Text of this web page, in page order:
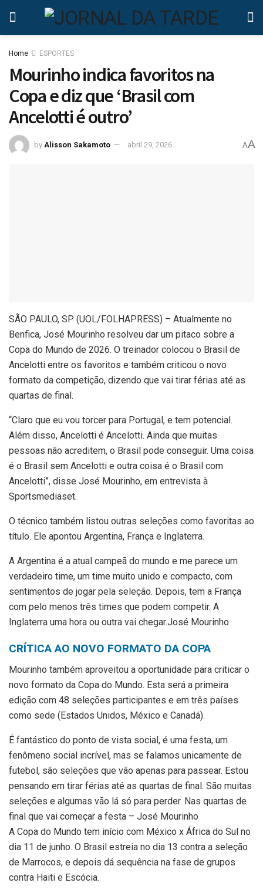
Home ESPORTES
Mourinho indica favoritos na
Copa e diz que ‘Brasil com
Ancelotti é outro’
by Alisson Sakamoto abril 29, 2026 AA
SÃO PAULO, SP (UOL/FOLHAPRESS) – Atualmente no
Benfica, José Mourinho resolveu dar um pitaco sobre a
Copa do Mundo de 2026. O treinador colocou o Brasil de
Ancelotti entre os favoritos e também criticou o novo
formato da competição, dizendo que vai tirar férias até as
quartas de final.
“Claro que eu vou torcer para Portugal, e tem potencial.
Além disso, Ancelotti é Ancelotti. Ainda que muitas
pessoas não acreditem, o Brasil pode conseguir. Uma coisa
é o Brasil sem Ancelotti e outra coisa é o Brasil com
Ancelotti”, disse José Mourinho, em entrevista à
Sportsmediaset.
O técnico também listou outras seleções como favoritas ao
título. Ele apontou Argentina, França e Inglaterra.
A Argentina é a atual campeã do mundo e me parece um
verdadeiro time, um time muito unido e compacto, com
sentimentos de jogar pela seleção. Depois, tem a França
com pelo menos três times que podem competir. A
Inglaterra uma hora ou outra vai chegar.José Mourinho
CRÍTICA AO NOVO FORMATO DA COPA
Mourinho também aproveitou a oportunidade para criticar o
novo formato da Copa do Mundo. Esta será a primeira
edição com 48 seleções participantes e em três países
como sede (Estados Unidos, México e Canadá).
É fantástico do ponto de vista social, é uma festa, um
fenômeno social incrível, mas se falamos unicamente de
futebol, são seleções que vão apenas para passear. Estou
pensando em tirar férias até as quartas de final. São muitas
seleções e algumas vão lá só para perder. Nas quartas de
final que vai começar a festa – José Mourinho
A Copa do Mundo tem início com México x África do Sul no
dia 11 de junho. O Brasil estreia no dia 13 contra a seleção
de Marrocos, e depois dá sequência na fase de grupos
contra Haiti e Escócia.